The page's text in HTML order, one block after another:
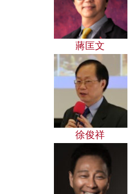
蔣匡文
徐俊祥